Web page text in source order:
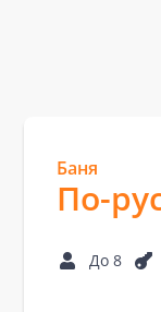
Баня
По-
До 8